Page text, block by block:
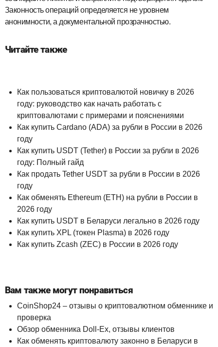
Законность операций определяется не уровнем
анонимности, а документальной прозрачностью.
Читайте также
Как пользоваться криптовалютой новичку в 2026
году: руководство как начать работать с
криптовалютами с примерами и пояснениями
Как купить Cardano (ADA) за рубли в России в 2026
году
Как купить USDT (Tether) в России за рубли в 2026
году: Полный гайд
Как продать Tether USDT за рубли в России в 2026
году
Как обменять Ethereum (ETH) на рубли в России в
2026 году
Как купить USDT в Беларуси легально в 2026 году
Как купить XPL (токен Plasma) в 2026 году
Как купить Zcash (ZEC) в России в 2026 году
Вам также могут понравиться
CoinShop24 – отзывы о криптовалютном обменнике и
проверка
Обзор обменника Doll-Ex, отзывы клиентов
Как обменять криптовалюту законно в Беларуси в